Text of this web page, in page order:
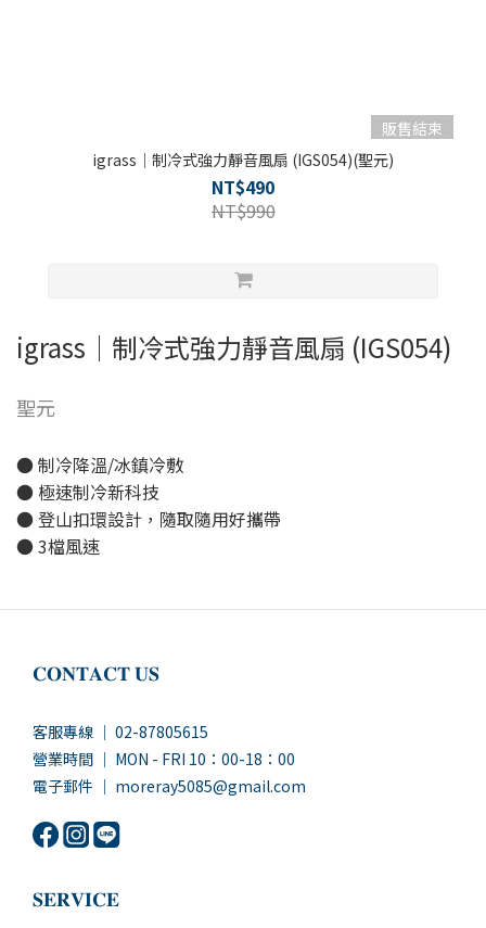
販售結束
igrass｜制冷式強力靜音風扇 (IGS054)(聖元)
NT$490
NT$990
igrass｜制冷式強力靜音風扇 (IGS054)
聖元
● 制冷降溫/冰鎮冷敷
● 極速制冷新科技
● 登山扣環設計，隨取隨用好攜帶
● 3檔風速
𝐂𝐎𝐍𝐓𝐀𝐂𝐓 𝐔𝐒
客服專線 ｜ 02-87805615
營業時間 ｜ MON - FRI 10：00-18：00
電子郵件 ｜ moreray5085@gmail.com
𝐒𝐄𝐑𝐕𝐈𝐂𝐄